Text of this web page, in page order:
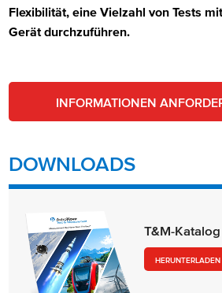
Flexibilität, eine Vielzahl von Tests
Gerät durchzuführen.
INFORMATIONEN
DOWNLOADS
T&M-Katalog
HERUNTERLADEN